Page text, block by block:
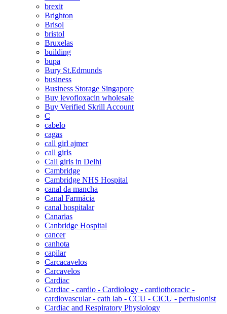
brexit
Brighton
Brisol
bristol
Bruxelas
building
bupa
Bury St.Edmunds
business
Business Storage Singapore
Buy levofloxacin wholesale
Buy Verified Skrill Account
C
cabelo
cagas
call girl ajmer
call girls
Call girls in Delhi
Cambridge
Cambridge NHS Hospital
canal da mancha
Canal Farmácia
canal hospitalar
Canarias
Canbridge Hospital
cancer
canhota
capilar
Carcacavelos
Carcavelos
Cardiac
Cardiac - cardio - Cardiology - cardiothoracic -
cardiovascular - cath lab - CCU - CICU - perfusionist
Cardiac and Respiratory Physiology